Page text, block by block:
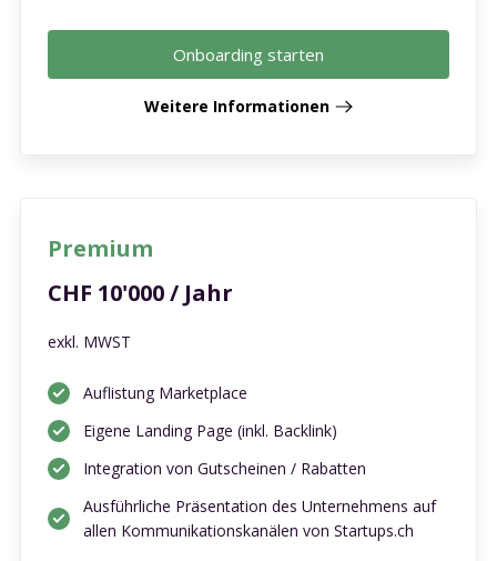
Onboarding starten
Weitere Informationen
Premium
CHF 10'000 / Jahr
exkl. MWST
Auflistung Marketplace
Eigene Landing Page (inkl. Backlink)
Integration von Gutscheinen / Rabatten
Ausführliche Präsentation des Unternehmens auf
allen Kommunikationskanälen von Startups.ch